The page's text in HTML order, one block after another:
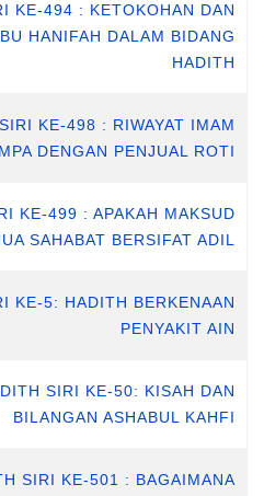
KE-494 : KETOKOHAN DAN
HANIFAH DALAM BIDANG
HADITH
KE-498 : RIWAYAT IMAM
DENGAN PENJUAL ROTI
KE-499 : APAKAH MAKSUD
SAHABAT BERSIFAT ADIL?
KE-5: HADITH BERKENAAN
PENYAKIT AIN
SIRI KE-50: KISAH DAN
BILANGAN ASHABUL KAHFI
SIRI KE-501 : BAGAIMANA